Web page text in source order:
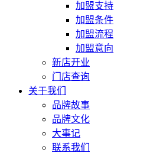
加盟支持
加盟条件
加盟流程
加盟意向
新店开业
门店查询
关于我们
品牌故事
品牌文化
大事记
联系我们